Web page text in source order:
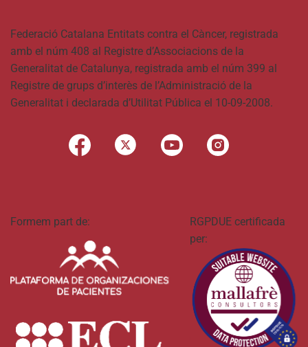
Federació Catalana Entitats contra el Càncer, registrada
amb el núm 408 al Registre d’Associacions de la
Generalitat de Catalunya, registrada amb el núm 399 al
Registre de grups d’interès de l’Administració de la
Generalitat i declarada d’Utilitat Pública el 10-09-2008.
Formem part de:
RGPDUE certificada
per: